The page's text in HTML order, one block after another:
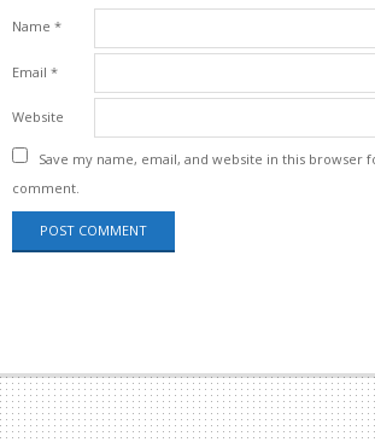
Name *
Email *
Website
Save my name, email, and website in this browser
comment.